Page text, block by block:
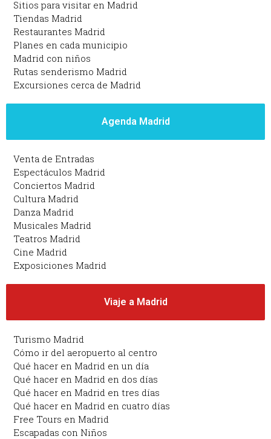
Sitios para visitar en Madrid
Tiendas Madrid
Restaurantes Madrid
Planes en cada municipio
Madrid con niños
Rutas senderismo Madrid
Excursiones cerca de Madrid
Agenda Madrid
Venta de Entradas
Espectáculos Madrid
Conciertos Madrid
Cultura Madrid
Danza Madrid
Musicales Madrid
Teatros Madrid
Cine Madrid
Exposiciones Madrid
Viaje a Madrid
Turismo Madrid
Cómo ir del aeropuerto al centro
Qué hacer en Madrid en un día
Qué hacer en Madrid en dos días
Qué hacer en Madrid en tres días
Qué hacer en Madrid en cuatro días
Free Tours en Madrid
Escapadas con Niños